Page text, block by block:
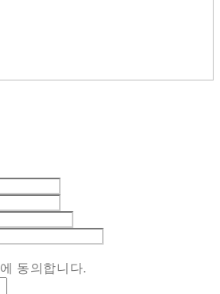
에 동의합니다.